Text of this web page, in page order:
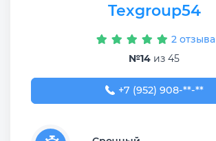
Texgroup54
2 отзыва
№14 из 45
+7 (952) 908-29-98
+7 (952) 908-**-**